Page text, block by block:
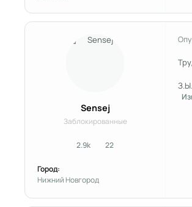
Sensej
Заблокированные
2.9kсообщения
22Репутация
Город:
Нижний Новгород
З.Ы.